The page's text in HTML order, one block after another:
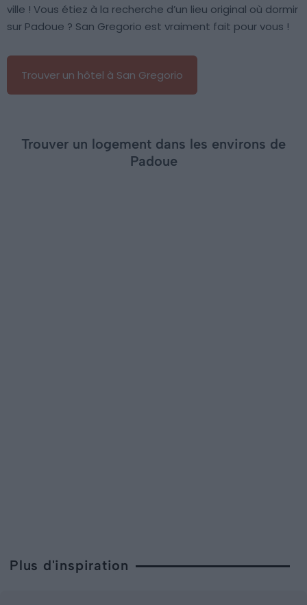
ville ! Vous étiez à la recherche d’un lieu original où dormir
sur Padoue ? San Gregorio est vraiment fait pour vous !
Trouver un hôtel à San Gregorio
Trouver un logement dans les environs de
Padoue
Plus d'inspiration